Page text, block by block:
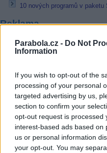
Parabola.cz - Do Not
Information
If you wish to opt-out of the
processing of your personal
targeted advertising by us,
section to confirm your
opt-out request is processed
interest-based ads based on
us or personal information
your opt-out. You may
10 nových programů v paketu
Reklama
Pracovní nabídky
Kč • náborový bonus 50.000
Jihlava)
06.08.2026 - Bosch
týdenní zálohy na mzdu
06.08.2026 -Bosch
48.400 Kč • náborový bonus
06.08.2026 -
Bosch
příspěvek na ubytování
06.08.2026 -Bosch
náborový bonus 100.000 Kč •